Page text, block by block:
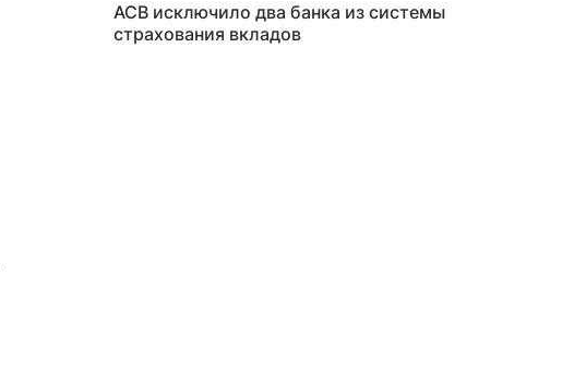
АСВ исключило два банка из системы
страхования вкладов